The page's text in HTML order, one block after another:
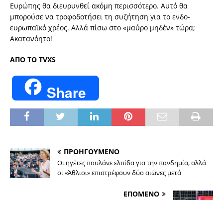
Ευρώπης θα διευρυνθεί ακόμη περισσότερο. Αυτό θα
μπορούσε να τροφοδοτήσει τη συζήτηση για το ενδο-
ευρωπαϊκό χρέος. Αλλά πίσω στο «μαύρο μηδέν» τώρα;
Ακατανόητο!
ΑΠΟ ΤΟ TVXS
Share
ΠΡΟΗΓΟΥΜΕΝΟ
Οι ηγέτες πουλάνε ελπίδα για την πανδημία, αλλά
οι «Άθλιοι» επιστρέφουν δύο αιώνες μετά
ΕΠΟΜΕΝΟ